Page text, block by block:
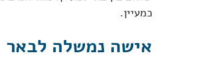
כמעיין.
אישה נמשלה לבאר